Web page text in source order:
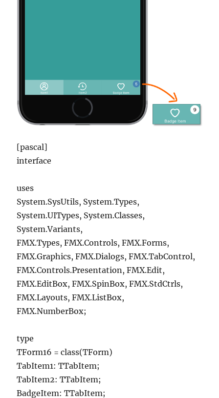
[pascal]
interface
uses
System.SysUtils, System.Types,
System.UITypes, System.Classes,
System.Variants,
FMX.Types, FMX.Controls, FMX.Forms,
FMX.Graphics, FMX.Dialogs, FMX.TabControl,
FMX.Controls.Presentation, FMX.Edit,
FMX.EditBox, FMX.SpinBox, FMX.StdCtrls,
FMX.Layouts, FMX.ListBox,
FMX.NumberBox;
type
TForm16 = class(TForm)
TabItem1: TTabItem;
TabItem2: TTabItem;
BadgeItem: TTabItem;